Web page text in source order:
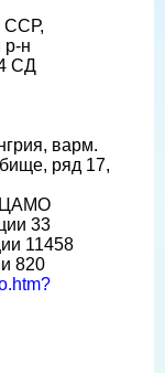
ССР,
р-н
СД
варм.
ряд 17,
ЦАМО
33
11458
820